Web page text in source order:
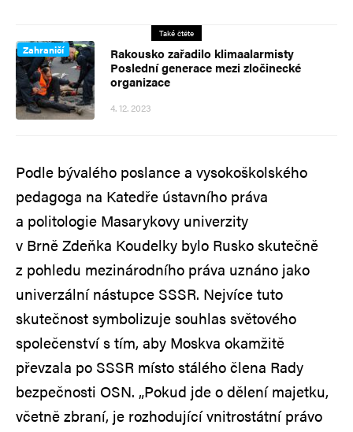
Také čtěte
Zahraničí
Rakousko zařadilo klimaalarmisty
Poslední generace mezi zločinecké
organizace
4. 12. 2023
Podle bývalého poslance a vysokoškolského
pedagoga na Katedře ústavního práva
a politologie Masarykovy univerzity
v Brně Zdeňka Koudelky bylo Rusko skutečně
z pohledu mezinárodního práva uznáno jako
univerzální nástupce SSSR. Nejvíce tuto
skutečnost symbolizuje souhlas světového
společenství s tím, aby Moskva okamžitě
převzala po SSSR místo stálého člena Rady
bezpečnosti OSN. „Pokud jde o dělení majetku,
včetně zbraní, je rozhodující vnitrostátní právo